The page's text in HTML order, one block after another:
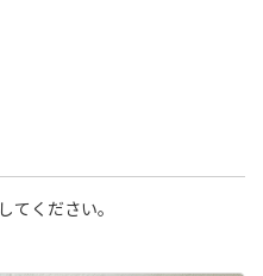
してください。